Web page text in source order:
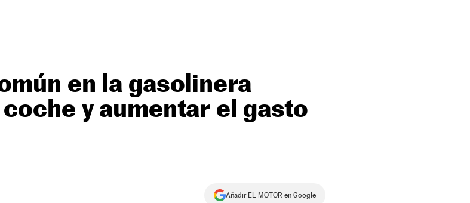
en la gasolinera
y aumentar el gasto
Añadir EL MOTOR en Google